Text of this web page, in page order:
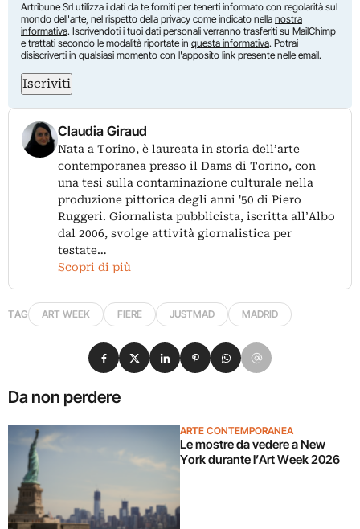
Artribune Srl utilizza i dati da te forniti per tenerti informato con regolarità sul
mondo dell'arte, nel rispetto della privacy come indicato nella nostra
informativa. Iscrivendoti i tuoi dati personali verranno trasferiti su MailChimp
e trattati secondo le modalità riportate in questa informativa. Potrai
disiscriverti in qualsiasi momento con l'apposito link presente nelle email.
Iscriviti
Claudia Giraud
Nata a Torino, è laureata in storia dell’arte
contemporanea presso il Dams di Torino, con
una tesi sulla contaminazione culturale nella
produzione pittorica degli anni '50 di Piero
Ruggeri. Giornalista pubblicista, iscritta all’Albo
dal 2006, svolge attività giornalistica per
testate…
Scopri di più
TAG ART WEEK FIERE JUSTMAD MADRID
Da non perdere
ARTE CONTEMPORANEA
Le mostre da vedere a New
York durante l’Art Week 2026
Condividi su Facebook
Condividi su X
Condividi su LinkedIn
Condividi su Pinterest
Condividi su WhatsApp
Condividi su Email